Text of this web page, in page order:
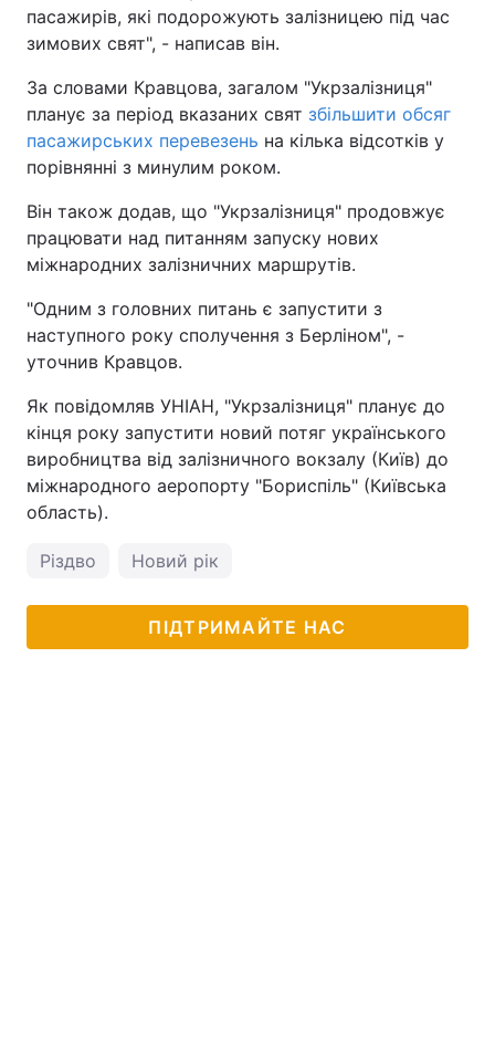
Тема оформлення
пасажирів, які подорожують залізницею під час
зимових свят", - написав він.
За словами Кравцова, загалом "Укрзалізниця"
планує за період вказаних свят збільшити обсяг
пасажирських перевезень на кілька відсотків у
порівнянні з минулим роком.
Він також додав, що "Укрзалізниця" продовжує
працювати над питанням запуску нових
міжнародних залізничних маршрутів.
"Одним з головних питань є запустити з
наступного року сполучення з Берліном", -
уточнив Кравцов.
Як повідомляв УНІАН, "Укрзалізниця" планує до
кінця року запустити новий потяг українського
виробництва від залізничного вокзалу (Київ) до
міжнародного аеропорту "Бориспіль" (Київська
область).
Різдво Новий рік
ПІДТРИМАЙТЕ НАС